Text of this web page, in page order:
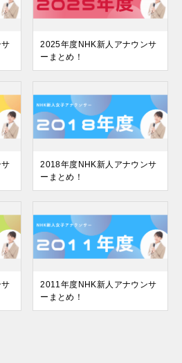
2025年度NHK新人アナウンサ
ーまとめ！
2018年度NHK新人アナウンサ
ーまとめ！
2011年度NHK新人アナウンサ
ーまとめ！